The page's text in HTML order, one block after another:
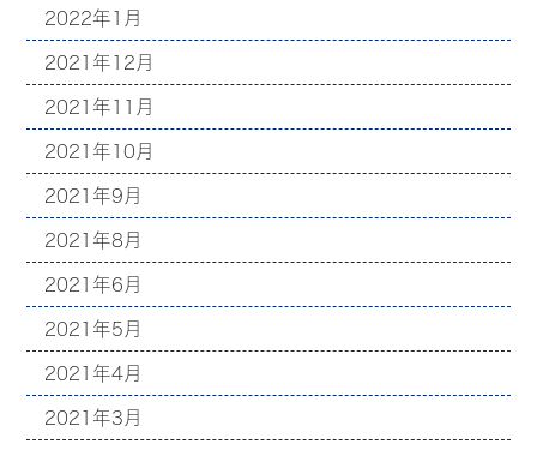
2022年1月
2021年12月
2021年11月
2021年10月
2021年9月
2021年8月
2021年6月
2021年5月
2021年4月
2021年3月